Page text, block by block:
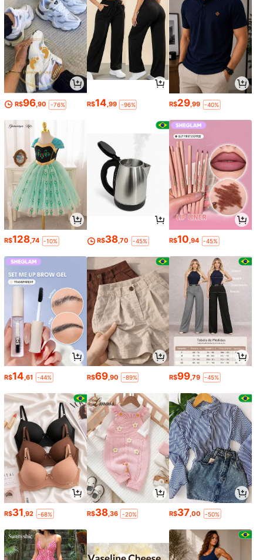
R$96,90 -76% R$14,99 -96% R$29,99 -40%
R$128,74 -10% R$38,70 -45% R$10,94 -45%
R$14 ,61 -44% R$69,90 -89% R$99 ,79 -45%
R$31 ,92 -68% R$38,36 -20% R$37 ,00 -50%